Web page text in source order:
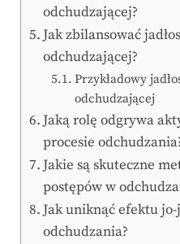
odchudzającej?
Jak zbilansować
odchudzającej?
Przykładowy
odchudzającej
Jaką rolę odgrywa
procesie
Jakie są skuteczne
postępów w
Jak uniknąć efektu
odchudzania?